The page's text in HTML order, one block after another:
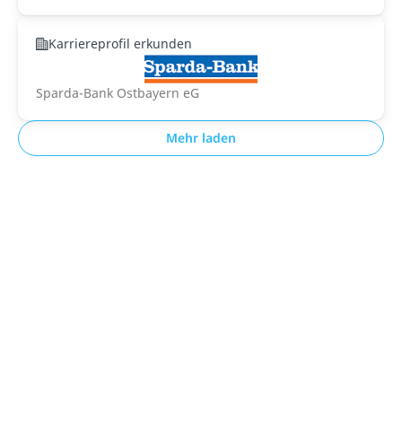
Karriereprofil erkunden
Sparda-Bank Ostbayern eG
Mehr laden